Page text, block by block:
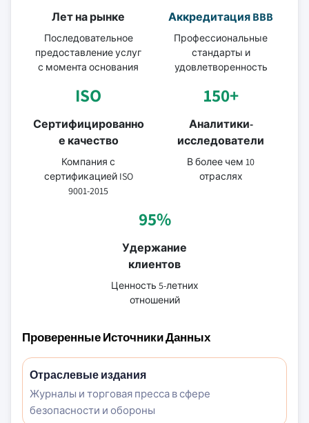
Лет на рынке
Последовательное
предоставление услуг
с момента основания
Аккредитация BBB
Профессиональные
стандарты и
удовлетворенность
ISO
Сертифицированно
е качество
Компания с
сертификацией ISO
9001-2015
150+
Аналитики-
исследователи
В более чем 10
отраслях
95%
Удержание
клиентов
Ценность 5-летних
отношений
Проверенные Источники Данных
Отраслевые издания
Журналы и торговая пресса в сфере
безопасности и обороны